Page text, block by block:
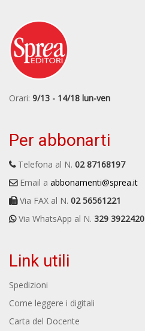
Orari: 9/13 - 14/18 lun-ven
Per abbonarti
Telefona al N. 02 87168197
Email a abbonamenti@sprea.it
Via FAX al N. 02 56561221
Via WhatsApp al N. 329 3922420
Link utili
Spedizioni
Come leggere i digitali
Carta del Docente